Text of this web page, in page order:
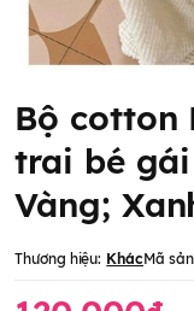
Bộ cotton
trai bé
Vàng;
Thương hiệu: KhácMã